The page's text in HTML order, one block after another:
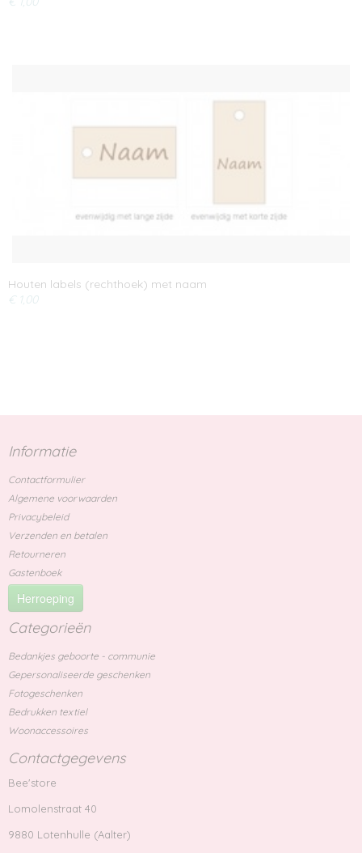
Houten labels (rechthoek) met naam
€ 1,00
Informatie
Contactformulier
Algemene voorwaarden
Privacybeleid
Verzenden en betalen
Retourneren
Gastenboek
Herroeping
Categorieën
Bedankjes geboorte - communie
Gepersonaliseerde geschenken
Fotogeschenken
Bedrukken textiel
Woonaccessoires
Contactgegevens
Bee'store
Lomolenstraat 40
9880 Lotenhulle (Aalter)